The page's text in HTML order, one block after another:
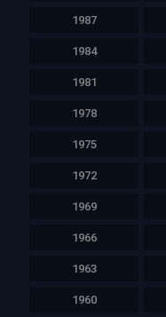
1987
1984
1981
1978
1975
1972
1969
1966
1963
1960